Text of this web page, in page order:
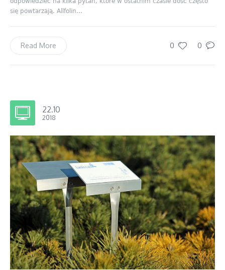
się powtarzają. Allfolin...
0 0
Read More
22.10
2018